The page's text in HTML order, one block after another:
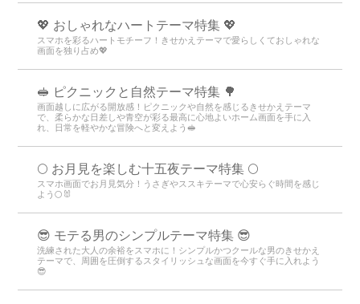
💖 おしゃれなハートテーマ特集 💖
スマホを彩るハートモチーフ！きせかえテーマで愛らしくておしゃれな
画面を独り占め💖
🥪 ピクニックと自然テーマ特集 🌳
画面越しに広がる開放感！ピクニックや自然を感じるきせかえテーマ
で、柔らかな日差しや青空が彩る最高に心地よいホーム画面を手に入
れ、日常を軽やかな冒険へと変えよう🥪
🌕 お月見を楽しむ十五夜テーマ特集 🌕
スマホ画面でお月見気分！うさぎやススキテーマで心安らぐ時間を感じ
よう🌕🐰
😎 モテる男のシンプルテーマ特集 😎
洗練された大人の余裕をスマホに！シンプルかつクールな男のきせかえ
テーマで、周囲を圧倒するスタイリッシュな画面を今すぐ手に入れよう
😎